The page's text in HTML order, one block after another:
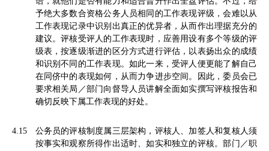
予绝大多数合资格公务人员相同的工作表现评级，会难以从
工作表现记录中识别出真正的优异者，从而作出理据充分的
建议。评核受评人的工作表现时，应善用设有多个等级的评
级表，按逐级渐进的区分方式进行评估，以表扬出众的成绩
和识别不同的工作表现。如此一来，受评人便更能了解自己
在同侪中的表现如何，从而力争进步空间。因此，委员会已
要求相关局／部门向督导人员讲解全面如实撰写评核报告和
确切反映下属工作表现的好处。
4.15
公务员的评核制度属三层架构，评核人、加签人和复核人须
按事实和观察所得作出适时、如实和独立的评核。部门／职